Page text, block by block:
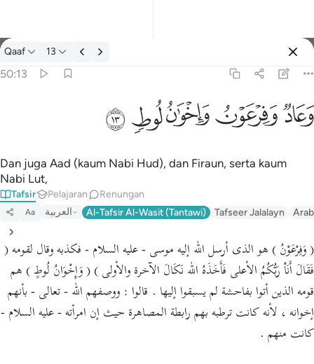
Tafsir: Qaaf 50:13
Qaaf 13
50:13
وَعَادٌۭ وَفِرْعَوْنُ وَإِخْوَٰنُ لُوطٍۢ ١٣
ﲳﲴﲵﲶﲷ
Dan juga Aad (kaum Nabi Hud), dan Firaun, serta kaum
Nabi Lut,
Tafsir Pelajaran Renungan
Aa العربية Al-Tafsir Al-Wasit (Tantawi) Tafseer Jalalayn
( وَفِرْعَوْنُ ) هو الذى أرسل الله إليه موسى - عليه السلام - فكذبه وقال لقومه (
فَقَالَ أَنَاْ رَبُّكُمُ الأعلى فَأَخَذَهُ الله نَكَالَ الآخرة والأولى ) ( وَإِخْوَانُ لُوطٍ ) هم
قومه الذين أتوا بفاحشة لم يسبقوا إليها . قالوا : ووصفهم الله - تعالى - بأنهم
إخوانه ، لأنه كانت ترطبه بهم رابطة المصاهرة حيث إن امرأته - عليه السلام -
كانت منهم .